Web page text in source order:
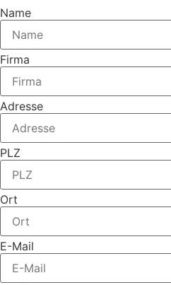
Name
Firma
Adresse
PLZ
Ort
E-Mail